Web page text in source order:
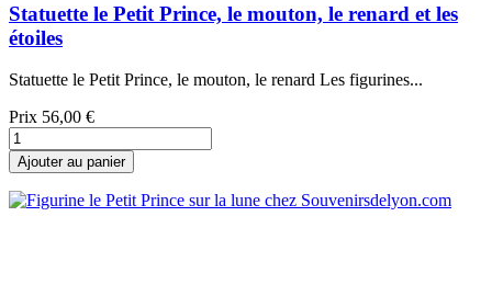
Statuette le Petit Prince, le mouton, le renard et les
étoiles
Statuette le Petit Prince, le mouton, le renard Les figurines...
Prix 56,00 €
Ajouter au panier